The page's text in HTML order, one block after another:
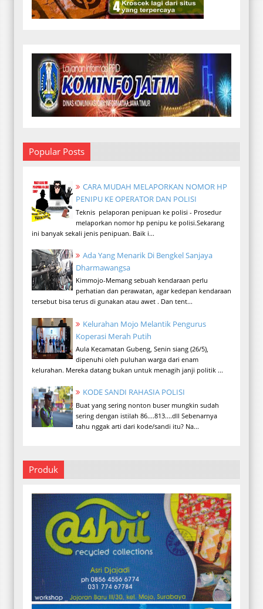
Popular Posts
CARA MUDAH MELAPORKAN NOMOR HP
PENIPU KE OPERATOR DAN POLISI
Teknis pelaporan penipuan ke polisi - Prosedur
melaporkan nomor hp penipu ke polisi.Sekarang
ini banyak sekali jenis penipuan. Baik i...
Ada Yang Menarik Di Bengkel Sanjaya
Dharmawangsa
Kimmojo-Memang sebuah kendaraan perlu
perhatian dan perawatan, agar kedepan kendaraan
tersebut bisa terus di gunakan atau awet . Dan tent...
Kelurahan Mojo Melantik Pengurus
Koperasi Merah Putih
Aula Kecamatan Gubeng, Senin siang (26/5),
dipenuhi oleh puluhan warga dari enam
kelurahan. Mereka datang bukan untuk menagih janji politik ...
KODE SANDI RAHASIA POLISI
Buat yang sering nonton buser mungkin sudah
sering dengan istilah 86....813....dll Sebenarnya
tahu nggak arti dari kode/sandi itu? Na...
Produk